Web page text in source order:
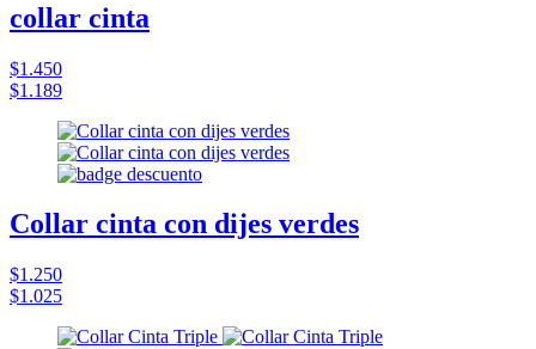
collar cinta
$1.450
$1.189
Collar cinta con dijes verdes
$1.250
$1.025